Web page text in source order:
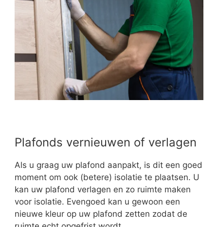
Plafonds vernieuwen of verlagen
Als u graag uw plafond aanpakt, is dit een goed
moment om ook (betere) isolatie te plaatsen. U
kan uw plafond verlagen en zo ruimte maken
voor isolatie. Evengoed kan u gewoon een
nieuwe kleur op uw plafond zetten zodat de